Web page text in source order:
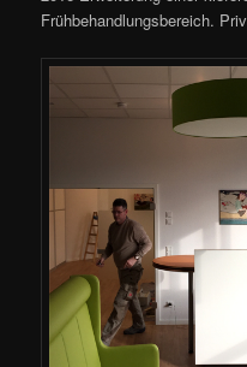
Frühbehandlungsbereich.